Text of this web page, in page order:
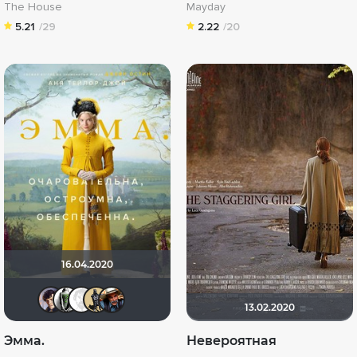
The House
5.21 /29
Mayday
2.22 /20
16.04.2020
EpoffПавел Деточкин
Equitable
Derbish
Dark Long
Эмма.
13.02.2020
Невероятная